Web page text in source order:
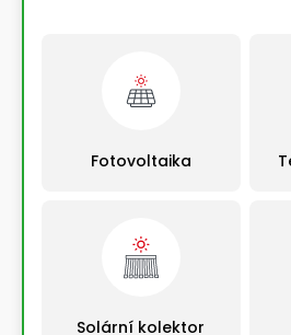
Fotovoltaika
Solární kolektor